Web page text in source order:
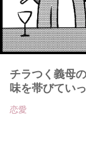
チラつく義母
味を帯びてい
恋愛